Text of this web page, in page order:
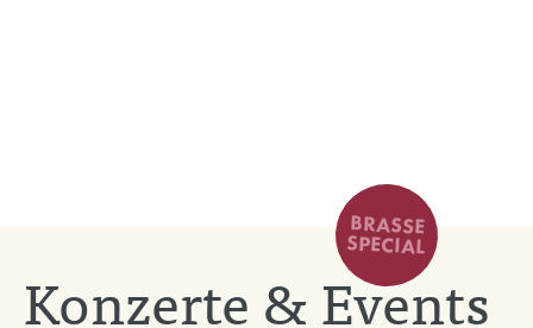
BRASSE
SPECIAL
Konzerte & Events